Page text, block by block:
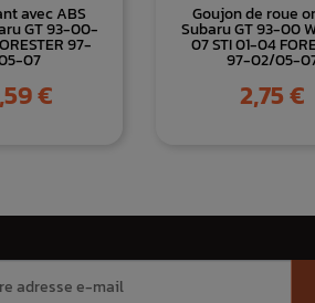
avec ABS
GT 93-00-
97-
07
€
Goujon de roue
Subaru GT 93-00
07 STI 01-04
97-02/05-
Prix
2,75 €